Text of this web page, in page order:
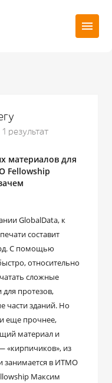
1 результат
материалов для
Fellowship
GlobalData, к
составит
С помощью
относительно
сложные
протезов,
части зданий. Но
еще прочнее,
материал и
«кирпичиков», из
занимается в ИТМО
Максим